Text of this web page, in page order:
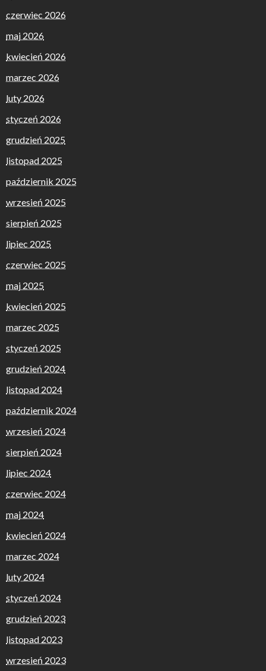
czerwiec 2026
maj 2026
kwiecień 2026
marzec 2026
luty 2026
styczeń 2026
grudzień 2025
listopad 2025
październik 2025
wrzesień 2025
sierpień 2025
lipiec 2025
czerwiec 2025
maj 2025
kwiecień 2025
marzec 2025
styczeń 2025
grudzień 2024
listopad 2024
październik 2024
wrzesień 2024
sierpień 2024
lipiec 2024
czerwiec 2024
maj 2024
kwiecień 2024
marzec 2024
luty 2024
styczeń 2024
grudzień 2023
listopad 2023
wrzesień 2023